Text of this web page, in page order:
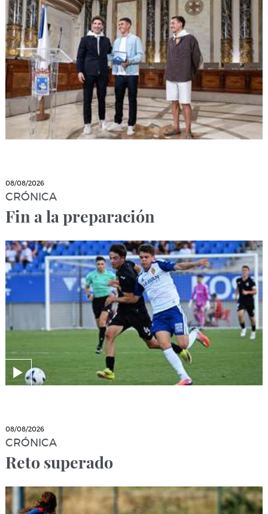
08/08/2026
CRÓNICA
Fin a la preparación
08/08/2026
CRÓNICA
Reto superado